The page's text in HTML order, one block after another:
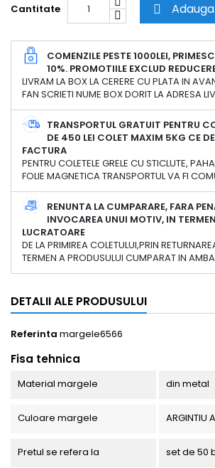
Cantitate 
COMENZILE PESTE 1000LEI,
10%. PROMOTIILE EXCLUD
LIVRAM LA BOX LA CERERE CU PLATA IN
FAN SCRIETI NUME BOX DORIT LA ADRESA
TRANSPORTUL GRATUIT PENTRU
DE 450 LEI COLET MAXIM 5KG CE
FACTURA
PENTRU COLETELE GRELE CU STICLUTE,
FOLIE MAGNETICA TRANSPORTUL VA FI
RENUNTA LA CUMPARARE, FARA
INVOCAREA UNUI MOTIV, IN
LUCRATOARE
DE LA PRIMIREA COLETULUI,PRIN
TERMEN A PRODUSULUI CUMPARAT IN
DETALII ALE PRODUSULUI
Referinta margele6566
Fisa tehnica
Material margele din metal
Culoare margele ARGINTIU
Pretul se refera la set de 50